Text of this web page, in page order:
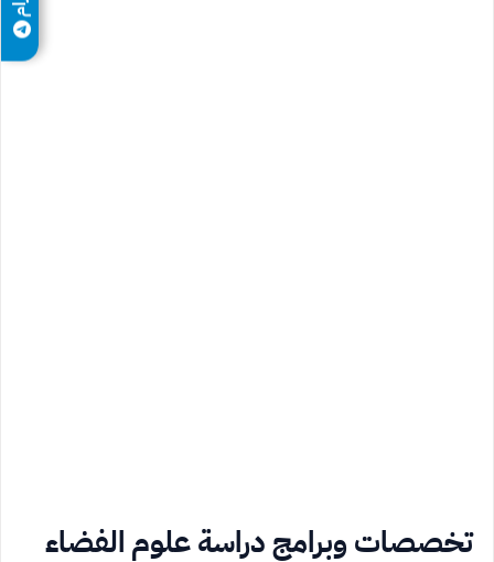
تخصصات وبرامج دراسة علوم الفضاء